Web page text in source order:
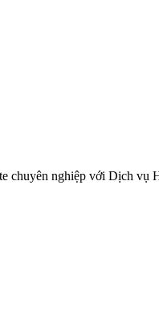
chuyên nghiệp với Dịch vụ